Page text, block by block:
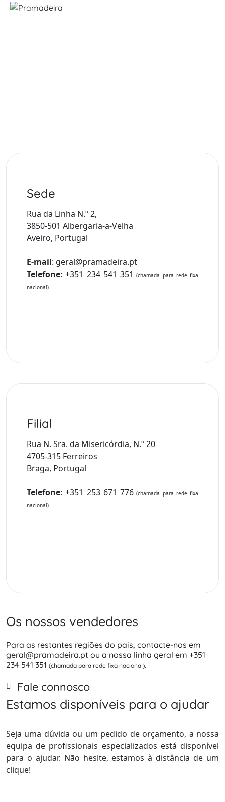
Skip
Sede
Rua da Linha N.º 2,
3850-501 Albergaria-a-Velha
Aveiro, Portugal
E-mail: geral@pramadeira.pt
Telefone:+351 234 541 351 (chamada para rede fixa
nacional)
Filial
Rua N. Sra. da Misericórdia, N.º 20
4705-315 Ferreiros
Braga, Portugal
Telefone:+351 253 671 776 (chamada para rede fixa
nacional)
Os nossos vendedores
Para as restantes regiões do pais, contacte-nos em
geral@pramadeira.pt ou a nossa linha geral em +351
234 541 351 (chamada para rede fixa nacional).
Fale connosco
Estamos disponíveis para o ajudar
Seja uma dúvida ou um pedido de orçamento, a nossa
equipa de profissionais especializados está disponível
para o ajudar. Não hesite, estamos à distância de um
clique!